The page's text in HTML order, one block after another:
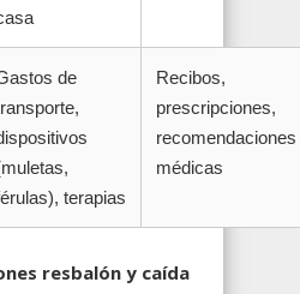
de
terapias
Recibos,
prescripciones,
recomendaciones
médicas
resbalón y caída